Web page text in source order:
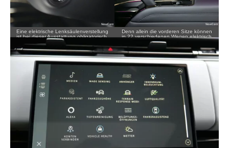
Eine elektrische Lenksäulenverstellung
ist bei dieser Ausstattung obligatorisch.
Denn allein die vorderen Sitze können
in 22 verschiedenen Wegen elektrisch
verstellt werden.